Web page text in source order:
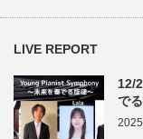
LIVE REPORT
12/
で